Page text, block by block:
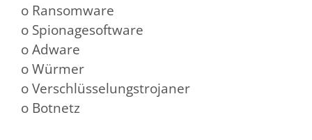
o Ransomware
o Spionagesoftware
o Adware
o Würmer
o Verschlüsselungstrojaner
o Botnetz